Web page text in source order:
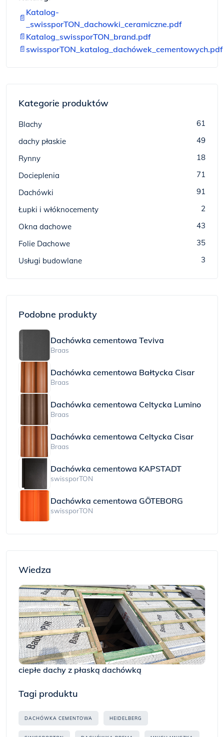
📄
Katalog-
_swissporTON_dachowki_ceramiczne.pdf
📄 Katalog_swissporTON_brand.pdf
📄swissporTON_katalog_dachówek_cementowych.pdf
Kategorie produktów
Blachy
61
dachy płaskie
49
Rynny
18
Docieplenia
71
Dachówki
91
Łupki i włóknocementy
2
Okna dachowe
43
Folie Dachowe
35
Usługi budowlane
3
Podobne produkty
Dachówka cementowa Teviva
Braas
Dachówka cementowa Bałtycka Cisar
Braas
Dachówka cementowa Celtycka Lumino
Braas
Dachówka cementowa Celtycka Cisar
Braas
Dachówka cementowa KAPSTADT
swissporTON
Dachówka cementowa GÖTEBORG
swissporTON
Wiedza
ciepłe dachy z płaską dachówką
Tagi produktu
DACHÓWKA CEMENTOWA HEIDELBERG